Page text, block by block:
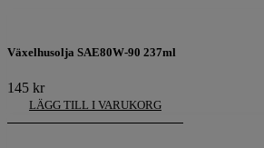
Växelhusolja SAE80W-90 237ml
145 kr
LÄGG TILL I VARUKORG